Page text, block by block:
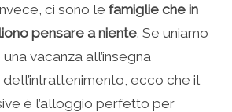
ci sono le famiglie che in
pensare a niente. Se uniamo
vacanza all’insegna
dell’intrattenimento, ecco che il
è l’alloggio perfetto per